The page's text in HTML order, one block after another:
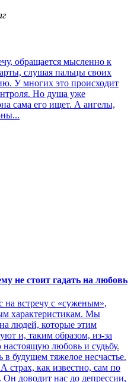
обращается мысленно к
слушая пальцы своих
У многих это происходит
Но душа уже
сама его ищет. А ангелы,
не стоит гадать на любовь
на встречу с «суженым»,
характеристикам. Мы
людей, которые этим
и, таким образом, из-за
любовь и судьбу.
будущем тяжелое несчастье.
как известно, сам по
Он доводит нас до депрессии,